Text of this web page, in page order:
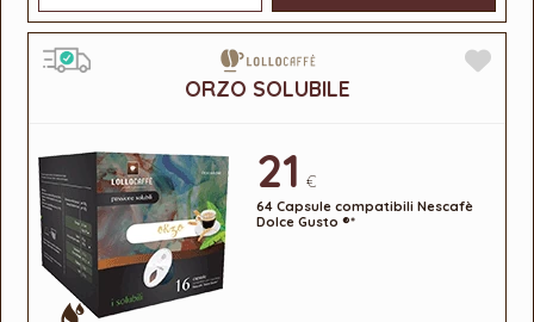
ORZO SOLUBILE
21 €
64 Capsule compatibili Nescafè
Dolce Gusto ®*